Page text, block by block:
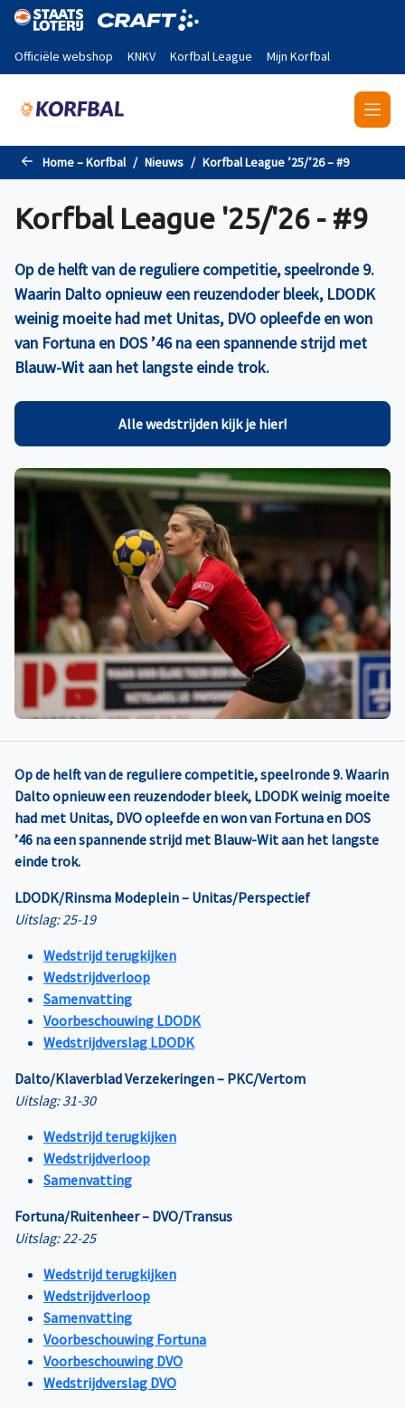
Naar de hoofdinhoud gaan
Officiële webshop KNKV Korfbal League Mijn Korfbal
Home – Korfbal Nieuws Korfbal League ’25/’26 – #9
Korfbal League '25/'26 - #9
Op de helft van de reguliere competitie, speelronde 9.
Waarin Dalto opnieuw een reuzendoder bleek, LDODK
weinig moeite had met Unitas, DVO opleefde en won
van Fortuna en DOS ’46 na een spannende strijd met
Blauw-Wit aan het langste einde trok.
Alle wedstrijden kijk je hier!
Op de helft van de reguliere competitie, speelronde 9. Waarin
Dalto opnieuw een reuzendoder bleek, LDODK weinig moeite
had met Unitas, DVO opleefde en won van Fortuna en DOS
’46 na een spannende strijd met Blauw-Wit aan het langste
einde trok.
LDODK/Rinsma Modeplein – Unitas/Perspectief
Uitslag: 25-19
Wedstrijd terugkijken
Wedstrijdverloop
Samenvatting
Voorbeschouwing LDODK
Wedstrijdverslag LDODK
Dalto/Klaverblad Verzekeringen – PKC/Vertom
Uitslag: 31-30
Wedstrijd terugkijken
Wedstrijdverloop
Samenvatting
Fortuna/Ruitenheer – DVO/Transus
Uitslag: 22-25
Wedstrijd terugkijken
Wedstrijdverloop
Samenvatting
Voorbeschouwing Fortuna
Voorbeschouwing DVO
Wedstrijdverslag DVO